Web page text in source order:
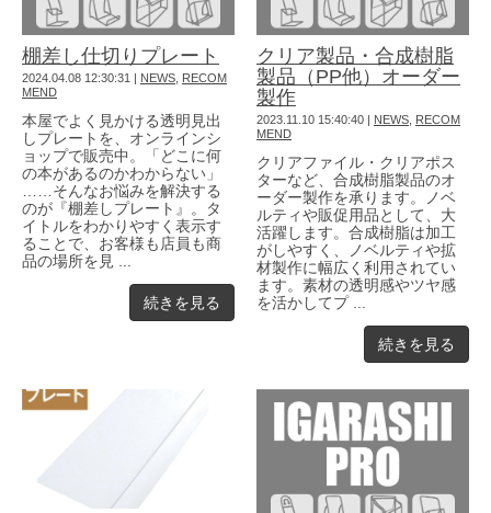
棚差し仕切りプレート
2024.04.08 12:30:31 | NEWS RECOM
MEND
本屋でよく見かける透明見出
しプレートを、オンラインシ
ョップで販売中。「どこに何
の本があるのかわからない」
……そんなお悩みを解決する
のが『棚差しプレート』。タ
イトルをわかりやすく表示す
ることで、お客様も店員も商
品の場所を見 ...
続きを見る
クリア製品・合成樹脂
製品（PP他）オーダー
製作
2023.11.10 15:40:40 | NEWS RECOM
MEND
クリアファイル・クリアポス
ターなど、合成樹脂製品のオ
ーダー製作を承ります。ノベ
ルティや販促用品として、大
活躍します。合成樹脂は加工
がしやすく、ノベルティや拡
材製作に幅広く利用されてい
ます。素材の透明感やツヤ感
を活かしてプ ...
続きを見る